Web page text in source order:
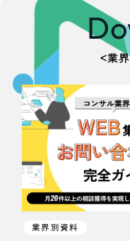
＜業
業界別資料